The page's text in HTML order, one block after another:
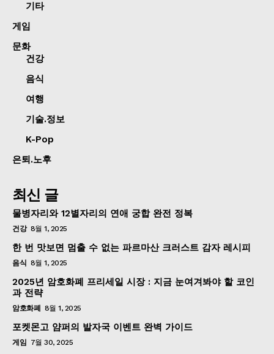
기타
게임
문화
건강
음식
여행
기술.정보
K-Pop
은퇴.노후
최신 글
물병자리와 12별자리의 연애 궁합 완전 정복
건강 8월 1, 2025
한 번 맛보면 멈출 수 없는 파르마산 크러스트 감자 레시피
음식 8월 1, 2025
2025년 암호화폐 프리세일 시장 : 지금 눈여겨봐야 할 코인
과 전략
암호화폐 8월 1, 2025
포켓몬고 얌퍼의 발자국 이벤트 완벽 가이드
게임 7월 30, 2025